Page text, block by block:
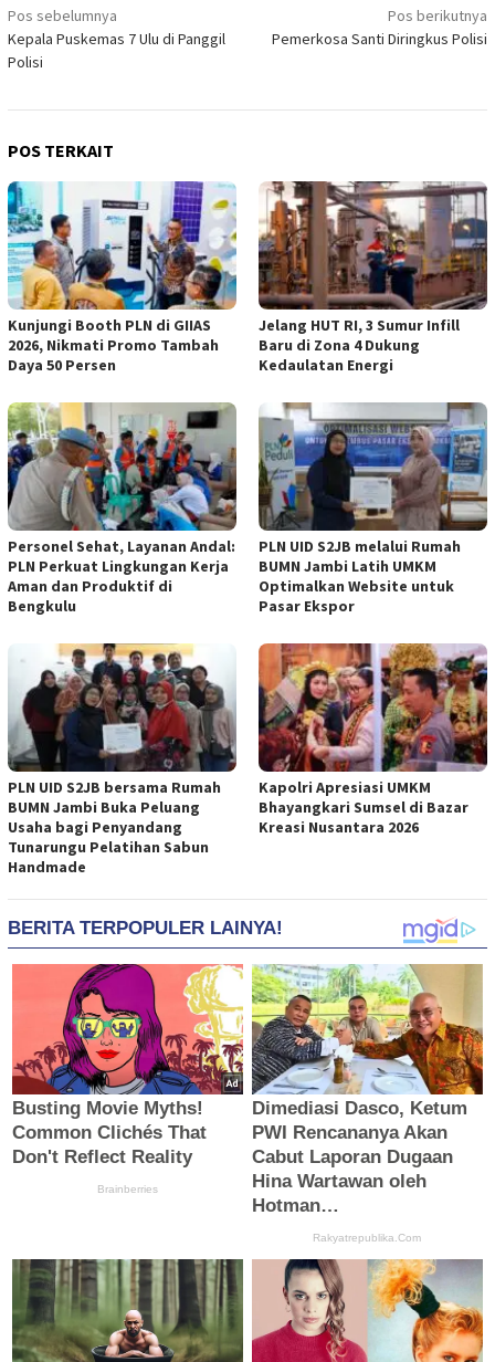
Navigasi
pos
Pos sebelumnya
Kepala Puskemas 7 Ulu di Panggil
Polisi
Pos berikutnya
Pemerkosa Santi Diringkus Polisi
POS TERKAIT
Kunjungi Booth PLN di GIIAS
2026, Nikmati Promo Tambah
Daya 50 Persen
Jelang HUT RI, 3 Sumur Infill
Baru di Zona 4 Dukung
Kedaulatan Energi
Personel Sehat, Layanan Andal:
PLN Perkuat Lingkungan Kerja
Aman dan Produktif di
Bengkulu
PLN UID S2JB melalui Rumah
BUMN Jambi Latih UMKM
Optimalkan Website untuk
Pasar Ekspor
PLN UID S2JB bersama Rumah
BUMN Jambi Buka Peluang
Usaha bagi Penyandang
Tunarungu Pelatihan Sabun
Handmade
Kapolri Apresiasi UMKM
Bhayangkari Sumsel di Bazar
Kreasi Nusantara 2026